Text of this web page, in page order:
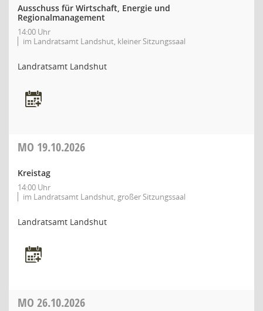
Ausschuss für Wirtschaft, Energie und
Regionalmanagement
14:00 Uhr
im Landratsamt Landshut, kleiner Sitzungssaal
Landratsamt Landshut
MO 19.10.2026
Kreistag
14:00 Uhr
im Landratsamt Landshut, großer Sitzungssaal
Landratsamt Landshut
MO 26.10.2026